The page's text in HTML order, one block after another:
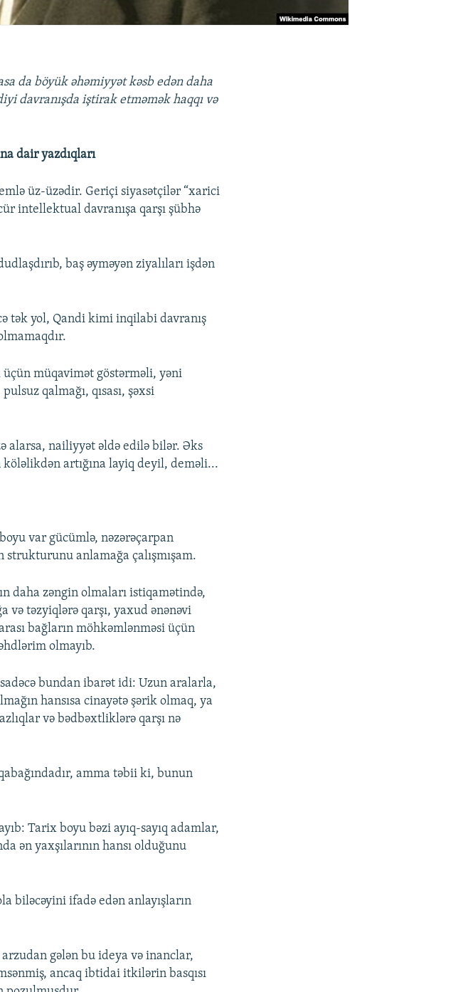
da böyük əhəmiyyət kəsb edən daha
davranışda iştirak etməmək haqqı və
dair yazdıqları
üz-üzədir. Geriçi siyasətçilər “xarici
intellektual davranışa qarşı şübhə
baş əyməyən ziyalıları işdən
tək yol, Qandi kimi inqilabi davranış
üçün müqavimət göstərməli, yəni
qalmağı, qısası, şəxsi
alarsa, nailiyyət əldə edilə bilər. Əks
artığına layiq deyil, deməli...
var gücümlə, nəzərəçarpan
strukturunu anlamağa çalışmışam.
daha zəngin olmaları istiqamətində,
və təzyiqlərə qarşı, yaxud ənənəvi
bağların möhkəmlənməsi üçün
olmayıb.
bundan ibarət idi: Uzun aralarla,
hansısa cinayətə şərik olmaq, ya
və bədbəxtliklərə qarşı nə
amma təbii ki, bunun
Tarix boyu bəzi ayıq-sayıq adamlar,
ən yaxşılarının hansı olduğunu
biləcəyini ifadə edən anlayışların
gələn bu ideya və inanclar,
ancaq ibtidai itkilərin basqısı